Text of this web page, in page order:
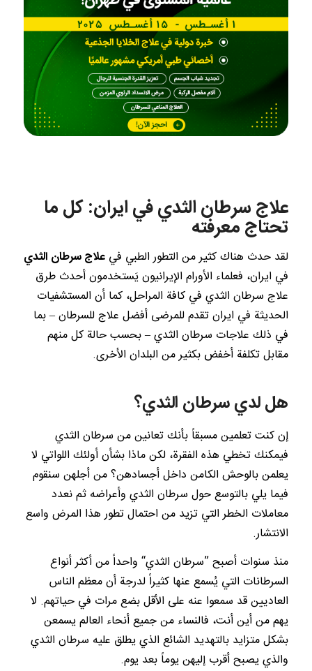
علاج سرطان الثدي في ايران: كل ما
تحتاج معرفته
لقد حدث هناك كثير من التطور الطبي في علاج سرطان الثدي
في ايران، فعلماء الأورام الإيرانيون يَستخدمون أحدث طرق
علاج سرطان الثدي في كافة المراحل، كما أن المستشفيات
الحديثة في ايران تقدم للمرضى أفضل علاج للسرطان – بما
في ذلك علاجات سرطان الثدي – بحسب حالة كل منهم
مقابل تكلفة أخفض بكثير من البلدان الأخرى.
هل لدي سرطان الثدي؟
إن كنت تعلمين مسبقاً بأنك تعانين من سرطان الثدي
فيمكنك تخطي هذه الفقرة، لكن ماذا بشأن أولئك اللواتي لا
يعلمن بالوحش الكامن داخل أجسادهن؟ من أجلهن سنقوم
فيما يلي بالتوسع حول سرطان الثدي وأعراضه ثم نعدد
معاملات الخطر التي تزيد من احتمال تطور هذا المرض واسع
الانتشار.
منذ سنوات أصبح ”سرطان الثدي“ واحداً من أكثر أنواع
السرطانات التي يُسمع عنها كثيراً لدرجة أن معظم الناس
العاديين قد سمعوا عنه على الأقل بضع مرات في حياتهم. لا
يهم من أين أنت، فالنساء من جميع أنحاء العالم يسمعن
بشكل متزايد بالتهديد الشائع الذي يطلق عليه سرطان الثدي
والذي يصبح أقرب إليهن يوماً بعد يوم.